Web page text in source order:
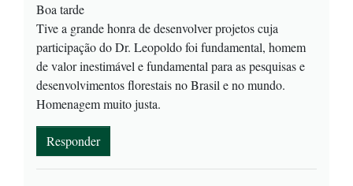
Boa tarde
Tive a grande honra de desenvolver projetos cuja
participação do Dr. Leopoldo foi fundamental, homem
de valor inestimável e fundamental para as pesquisas e
desenvolvimentos florestais no Brasil e no mundo.
Homenagem muito justa.
Responder